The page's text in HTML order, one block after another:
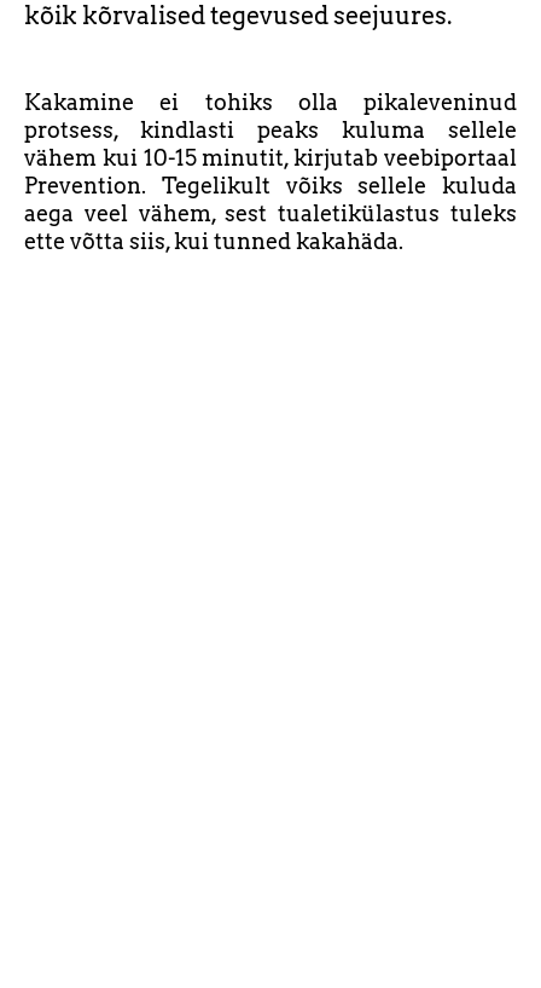
kõik kõrvalised tegevused seejuures.
Kakamine ei tohiks olla pikaleveninud
protsess, kindlasti peaks kuluma sellele
vähem kui 10-15 minutit, kirjutab veebiportaal
Prevention. Tegelikult võiks sellele kuluda
aega veel vähem, sest tualetikülastus tuleks
ette võtta siis, kui tunned kakahäda.